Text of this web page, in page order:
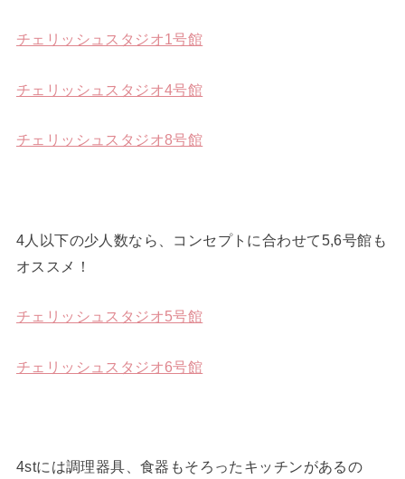
チェリッシュスタジオ1号館
チェリッシュスタジオ4号館
チェリッシュスタジオ8号館
4人以下の少人数なら、コンセプトに合わせて5,6号館も
オススメ！
チェリッシュスタジオ5号館
チェリッシュスタジオ6号館
4stには調理器具、食器もそろったキッチンがあるの